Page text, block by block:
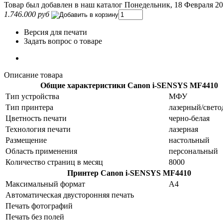
Товар был добавлен в наш каталог Понедельник, 18 Февраля
1.746.000 руб
Версия для печати
Задать вопрос о товаре
Описание товара
Общие характеристикиCanon i-SENSYS MF4410
Тип устройства
МФУ
Тип принтера
лазерный/
Цветность печати
черно-белая
Технология печати
лазерная
Размещение
настольный
Область применения
персональный
Количество страниц в месяц
8000
ПринтерCanon i-SENSYS MF4410
Максимальный формат
A4
Автоматическая двусторонняя печать
Печать фотографий
Печать без полей